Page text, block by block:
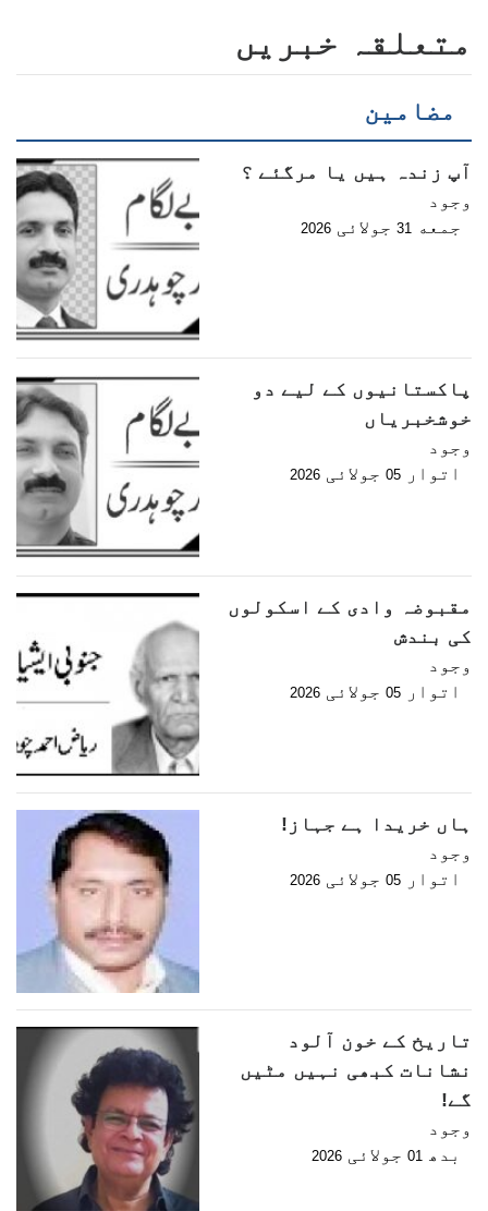
متعلقہ خبریں
مضامین
آپ زندہ ہیں یا مرگئے ؟
وجود
جمعه
31 جولائی 2026
پاکستانیوں کے لیے دو
خوشخبریاں
وجود
اتوار 05 جولائی 2026
مقبوضہ وادی کے اسکولوں
کی بندش
وجود
اتوار 05 جولائی 2026
ہاں خریدا ہے جہاز!
وجود
اتوار 05 جولائی 2026
تاریخ کے خون آلود
نشانات کبھی نہیں مٹیں
گے!
وجود
بدھ 01 جولائی 2026